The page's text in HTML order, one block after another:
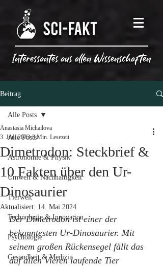
Beitrag
Alle Posts
Astronomie & Physik
Umwelt & Nachhaltigkeit
Tierwelt
Technologie & Innovation
Psychologie
Gesundheit & Medizin
Alle Posts
Dimetrodon: Steckbrief &
10 Fakten über den Ur-
Dinosaurier
Anastasia Michailova
3. Juni 2023 3 Min. Lesezeit
Aktualisiert: 14. Mai 2024
Der Dimetrodon ist einer der
bekanntesten Ur-Dinosaurier. Mit
seinem großen Rückensegel fällt das
auf allen Vieren laufende Tier